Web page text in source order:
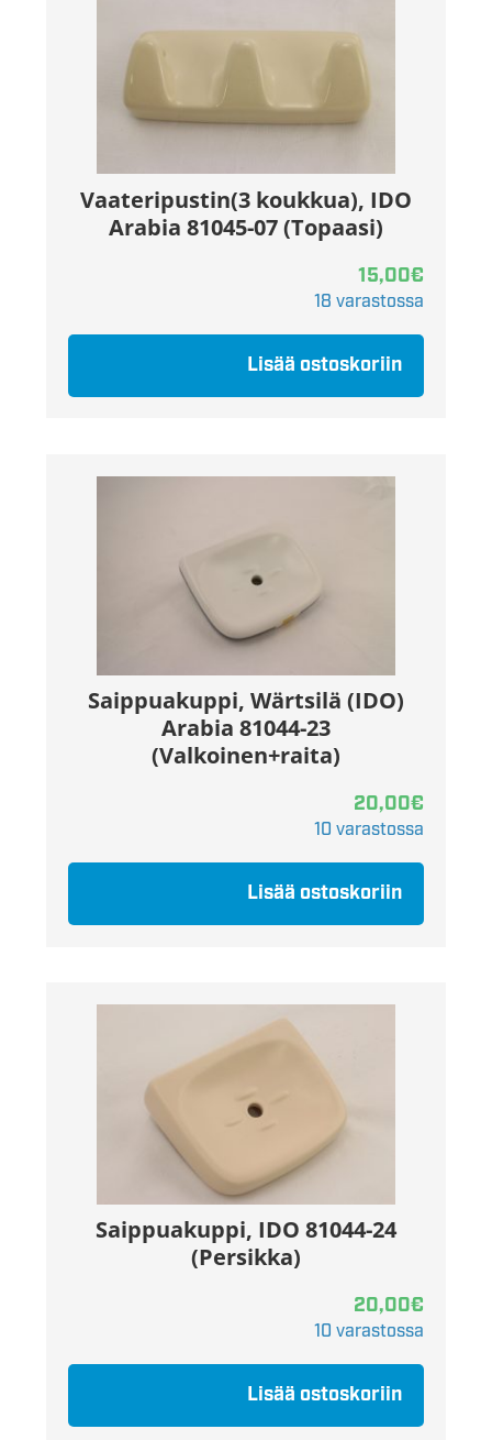
Vaateripustin(3 koukkua), IDO
Arabia 81045-07 (Topaasi)
15,00€
18 varastossa
Lisää ostoskoriin
Saippuakuppi, Wärtsilä (IDO)
Arabia 81044-23
(Valkoinen+raita)
20,00€
10 varastossa
Lisää ostoskoriin
Saippuakuppi, IDO 81044-24
(Persikka)
20,00€
10 varastossa
Lisää ostoskoriin